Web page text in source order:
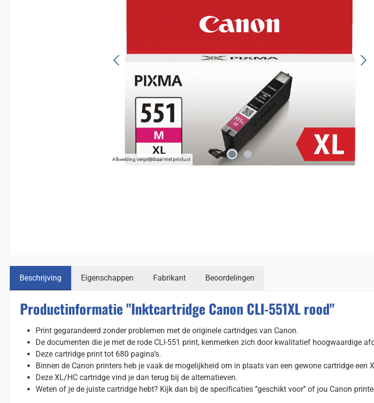
Afbeelding vergelijkbaar met product
Beschrijving Eigenschappen Fabrikant Beoordelingen
Productinformatie "Inktcartridge Canon CLI-551XL rood"
Print gegarandeerd zonder problemen met de originele cartridges van Canon.
De documenten die je met de rode CLI-551 print, kenmerken zich door kwalitatief hoogwaardige
Deze cartridge print tot 680 pagina’s.
Binnen de Canon printers heb je vaak de mogelijkheid om in plaats van een gewone cartridge
Deze XL/HC cartridge vind je dan terug bij de alternatieven.
Weten of je de juiste cartridge hebt? Kijk dan bij de specificaties ‘’geschikt voor’’ of jou Canon